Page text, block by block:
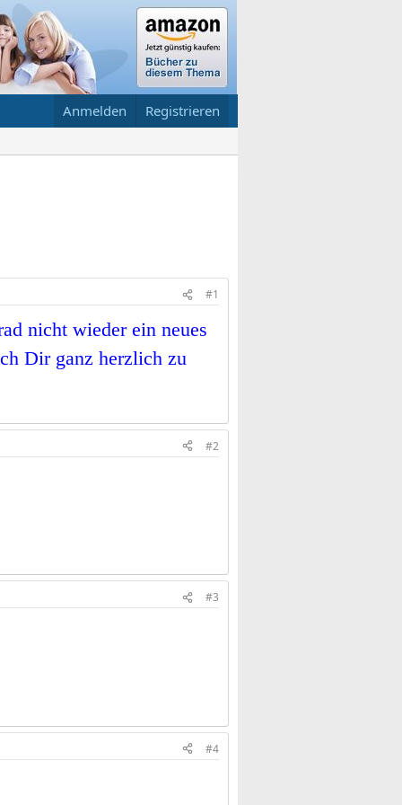
Anmelden Registrieren
#1
nicht wieder ein neues
Dir ganz herzlich zu
#2
#3
#4